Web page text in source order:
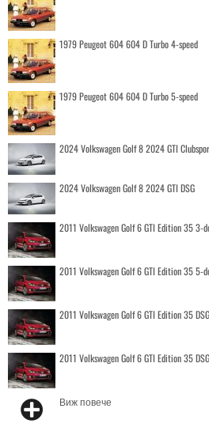
1979 Peugeot 604 604 D Turbo 4-speed
1979 Peugeot 604 604 D Turbo 5-speed
2024 Volkswagen Golf 8 2024 GTI
2024 Volkswagen Golf 8 2024 GTI DSG
2011 Volkswagen Golf 6 GTI Edition 35 3-
2011 Volkswagen Golf 6 GTI Edition 35 5-
2011 Volkswagen Golf 6 GTI Edition 35
2011 Volkswagen Golf 6 GTI Edition 35
Виж повече